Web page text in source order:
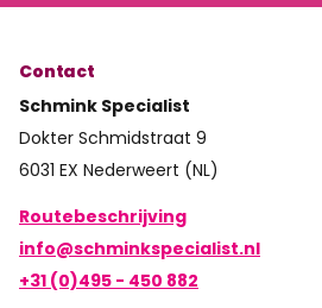
Contact
Schmink Specialist
Dokter Schmidstraat 9
6031 EX Nederweert (NL)
Routebeschrijving
info@schminkspecialist.nl
+31 (0)495 - 450 882